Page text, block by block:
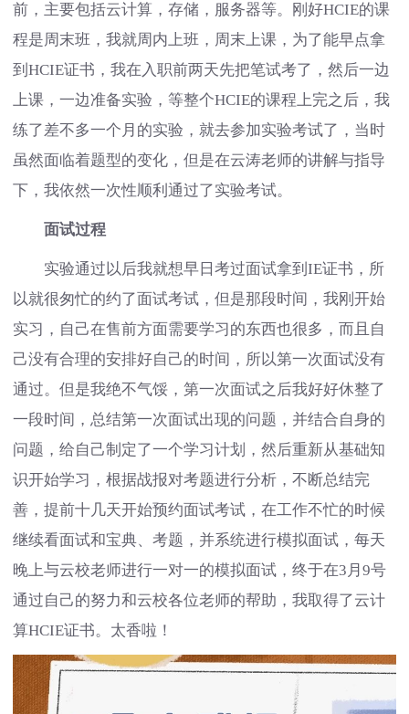
前，主要包括云计算，存储，服务器等。刚好HCIE的课
程是周末班，我就周内上班，周末上课，为了能早点拿
到HCIE证书，我在入职前两天先把笔试考了，然后一边
上课，一边准备实验，等整个HCIE的课程上完之后，我
练了差不多一个月的实验，就去参加实验考试了，当时
虽然面临着题型的变化，但是在云涛老师的讲解与指导
下，我依然一次性顺利通过了实验考试。
面试过程
实验通过以后我就想早日考过面试拿到IE证书，所
以就很匆忙的约了面试考试，但是那段时间，我刚开始
实习，自己在售前方面需要学习的东西也很多，而且自
己没有合理的安排好自己的时间，所以第一次面试没有
通过。但是我绝不气馁，第一次面试之后我好好休整了
一段时间，总结第一次面试出现的问题，并结合自身的
问题，给自己制定了一个学习计划，然后重新从基础知
识开始学习，根据战报对考题进行分析，不断总结完
善，提前十几天开始预约面试考试，在工作不忙的时候
继续看面试和宝典、考题，并系统进行模拟面试，每天
晚上与云校老师进行一对一的模拟面试，终于在3月9号
通过自己的努力和云校各位老师的帮助，我取得了云计
算HCIE证书。太香啦！